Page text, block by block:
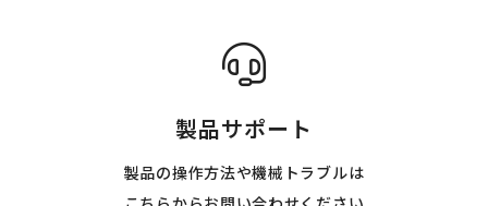
製品サポート
製品の操作方法や機械トラブルは